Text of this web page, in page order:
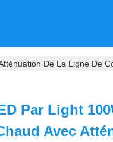
De La Ligne De
Par Light
Avec